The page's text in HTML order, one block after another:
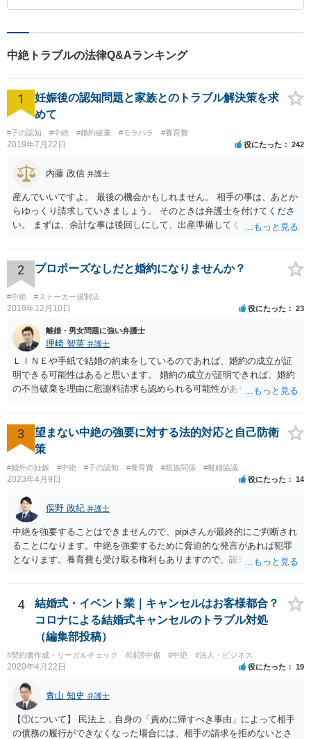
中絶トラブルの法律Q&Aランキング
1
妊娠後の認知問題と家族とのトラブル解決策を求
めて
#子の認知 #中絶 #婚約破棄 #モラハラ #養育費
2019年7月22日 役にたった 242
内藤 政信 弁護士
産んでいいですよ。 最後の機会かもしれません。 相手の事は、あとか
らゆっくり請求していきましょう。 そのときは弁護士を付けてくださ
い。 まずは、余計な事は後回しにして、出産準備してください。
2 プロポーズなしだと婚約になりませんか？
#中絶 #ストーカー規制法
2019年12月10日 役にたった 23
離婚・男女問題に強い弁護士
理崎 智英 弁護士
ＬＩＮＥや手紙で結婚の約束をしているのであれば、婚約の成立が証
明できる可能性はあると思います。 婚約の成立が証明できれば、婚約
の不当破棄を理由に慰謝料請求も認められる可能性があります。
3
望まない中絶の強要に対する法的対応と自己防衛
策
#婚外の妊娠 #中絶 #子の認知 #養育費 #親族関係 #離婚協議
2023年4月9日 役にたった 14
俣野 政紀 弁護士
中絶を強要することはできませんので、pipiさんが最終的にご判断され
ることになります。中絶を強要するために脅迫的な発言があれば犯罪
となります。養育費も受け取る権利もありますので、認知等につきお
勧めします。
4
結婚式・イベント業｜キャンセルはお客様都合？
コロナによる結婚式キャンセルのトラブル対処
（編集部投稿）
#契約書作成・リーガルチェック #誹謗中傷 #中絶 #法人・ビジネス
2020年4月22日 役にたった 19
青山 知史 弁護士
【①について】 民法上，自身の「責めに帰すべき事由」によって相手
の債務の履行ができなくなった場合には、相手の請求を拒めないとさ